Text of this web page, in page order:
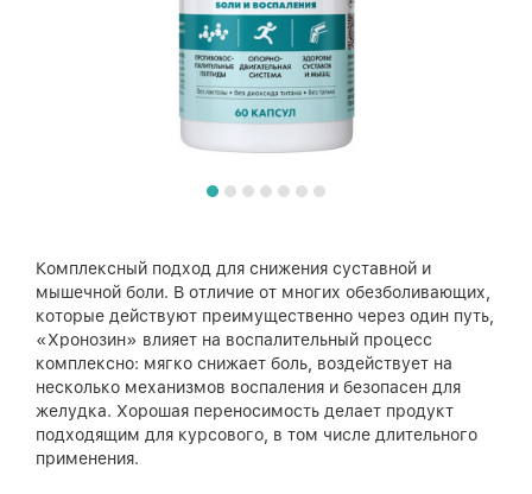
Комплексный подход для снижения суставной и
мышечной боли. В отличие от многих обезболивающих,
которые действуют преимущественно через один путь,
«Хронозин» влияет на воспалительный процесс
комплексно: мягко снижает боль, воздействует на
несколько механизмов воспаления и безопасен для
желудка. Хорошая переносимость делает продукт
подходящим для курсового, в том числе длительного
применения.